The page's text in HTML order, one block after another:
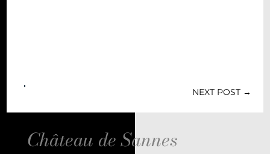
NEXT POST→
Château de Sannes